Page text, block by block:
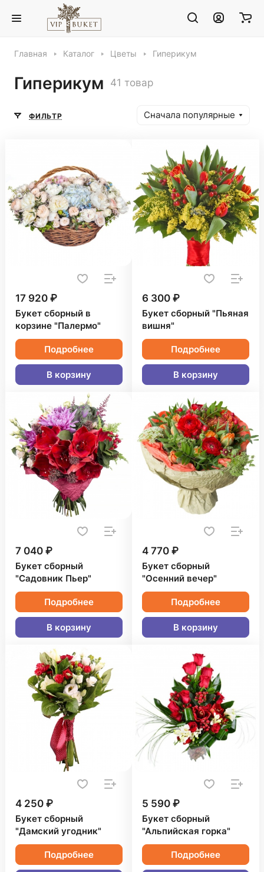
Главная Каталог Цветы Гиперикум
Гиперикум 41 товар
ФИЛЬТР Сначала популярные
17 920 ₽
Букет сборный в
корзине "Палермо"
Подробнее
В корзину
6 300 ₽
Букет сборный "Пьяная
вишня"
Подробнее
В корзину
7 040 ₽
Букет сборный
"Садовник Пьер"
Подробнее
В корзину
4 770 ₽
Букет сборный
"Осенний вечер"
Подробнее
В корзину
4 250 ₽
Букет сборный
"Дамский угодник"
Подробнее
5 590 ₽
Букет сборный
"Альпийская горка"
Подробнее